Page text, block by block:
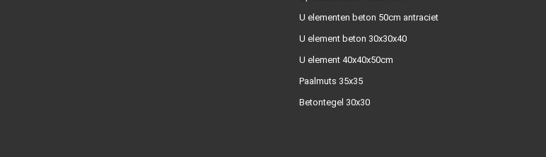
U elementen beton 50cm antraciet
U element beton 30x30x40
U element 40x40x50cm
Paalmuts 35x35
Betontegel 30x30